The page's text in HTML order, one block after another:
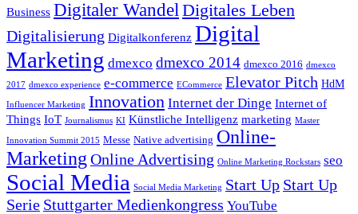
Business Digitaler Wandel Digitales Leben
Digitalisierung Digitalkonferenz Digital
Marketing dmexco dmexco 2014 dmexco 2016 dmexco
2017 dmexco experience e-commerce ECommerce Elevator Pitch HdM
Influencer Marketing Innovation Internet der Dinge Internet of
Things IoT Journalismus KI Künstliche Intelligenz marketing Master
Innovation Summit 2015 Messe Native advertising Online-
Marketing Online Advertising Online Marketing Rockstars seo
Social Media Social Media Marketing Start Up Start Up
Serie Stuttgarter Medienkongress YouTube